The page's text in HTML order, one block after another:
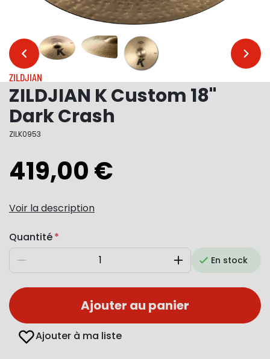
… …
ZILDJIAN
ZILDJIAN K Custom 18"
Dark Crash
ZILK0953
419,00 €
Voir la description
Quantité
Diminuer AugmenterEn stock
Ajouter au panier
Ajouter à ma liste